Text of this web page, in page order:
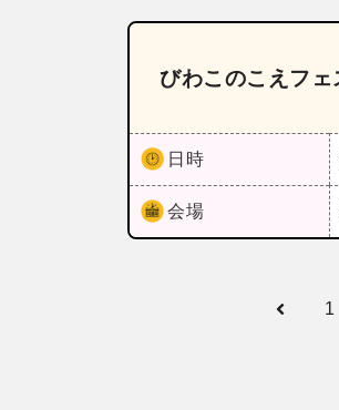
びわこのこえフ
日時
会場
1